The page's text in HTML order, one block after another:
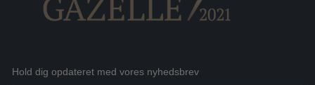
Hold dig opdateret med vores nyhedsbrev